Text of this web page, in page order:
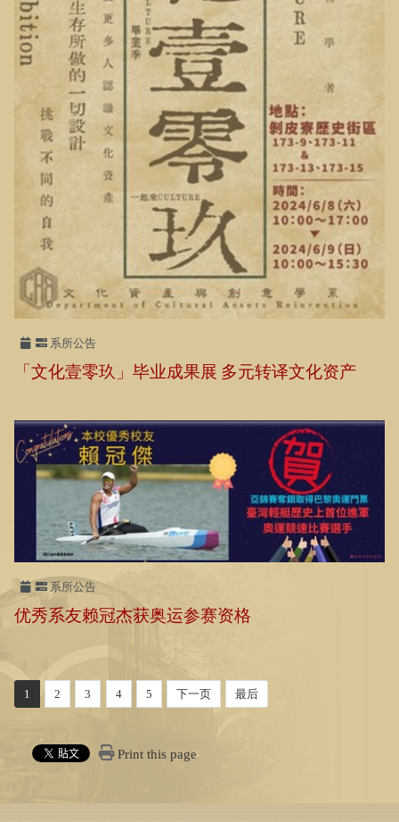
系所公告
「文化壹零玖」毕业成果展 多元转译文化资产
系所公告
优秀系友赖冠杰获奥运参赛资格
1 2 3 4 5 下一页 最后
Print this page